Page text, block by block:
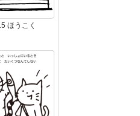
ほうこく